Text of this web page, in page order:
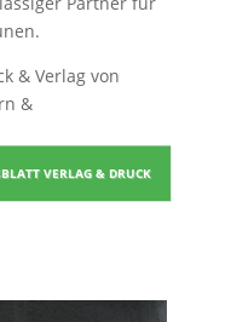
& Verlag von
&
VERLAG & DRUCK